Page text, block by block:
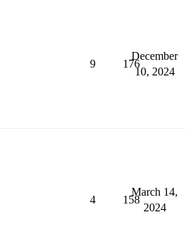
9 176
December
10, 2024
4 158
March 14,
2024